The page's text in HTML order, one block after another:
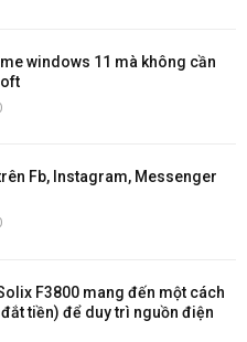
windows 11 mà không cần
Fb, Instagram, Messenger
F3800 mang đến một cách
tiền) để duy trì nguồn điện